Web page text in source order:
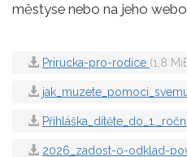
městyse nebo na jeho
Prirucka-pro-rodice (1,8
2026_zadost-o-odklad-